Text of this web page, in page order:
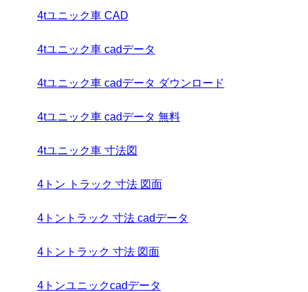
4tユニック車 CAD
4tユニック車 cadデータ
4tユニック車 cadデータ ダウンロード
4tユニック車 cadデータ 無料
4tユニック車 寸法図
4トン トラック 寸法 図面
4トントラック 寸法 cadデータ
4トントラック 寸法 図面
4トンユニックcadデータ